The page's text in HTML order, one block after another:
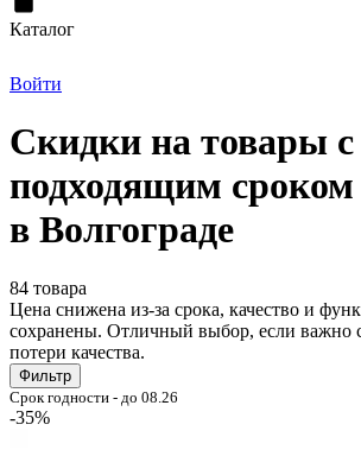
Каталог
Войти
Скидки на товары с
подходящим сроком
в Волгограде
84 товара
Цена снижена из-за срока, качество и
сохранены. Отличный выбор, если важно
потери качества.
Фильтр
Срок годности - до 08.26
-35%